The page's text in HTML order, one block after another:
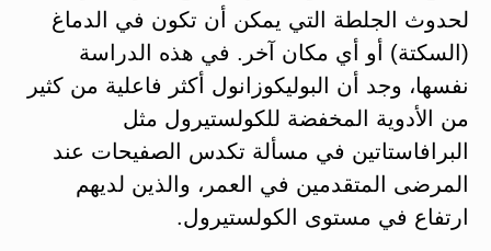
لحدوث الجلطة التي يمكن أن تكون في الدماغ
(السكتة) أو أي مكان آخر. في هذه الدراسة
نفسها، وجد أن البوليكوزانول أكثر فاعلية من كثير
من الأدوية المخفضة للكولستيرول مثل
البرافاستاتين في مسألة تكدس الصفيحات عند
المرضى المتقدمين في العمر، والذين لديهم
ارتفاع في مستوى الكولستيرول.